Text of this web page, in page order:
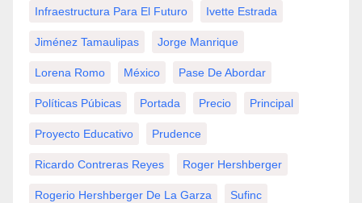
Infraestructura Para El Futuro Ivette Estrada
Jiménez Tamaulipas Jorge Manrique
Lorena Romo México Pase De Abordar
Políticas Púbicas Portada Precio Principal
Proyecto Educativo Prudence
Ricardo Contreras Reyes Roger Hershberger
Rogerio Hershberger De La Garza Sufinc